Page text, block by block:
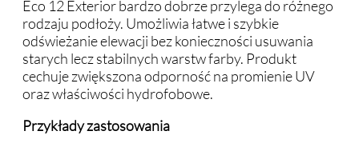
Eco 12 Exterior bardzo dobrze przylega do różnego
rodzaju podłoży. Umożliwia łatwe i szybkie
odświeżanie elewacji bez konieczności usuwania
starych lecz stabilnych warstw farby. Produkt
cechuje zwiększona odporność na promienie UV
oraz właściwości hydrofobowe.
Przykłady zastosowania